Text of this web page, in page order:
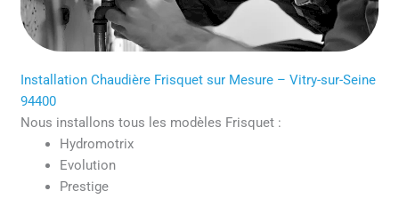
Installation Chaudière Frisquet sur Mesure – Vitry-sur-Seine
94400
Nous installons tous les modèles Frisquet :
Hydromotrix
Evolution
Prestige